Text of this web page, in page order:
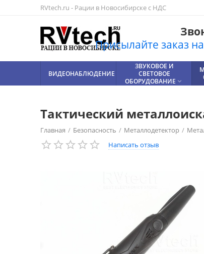
RVtech.ru - Рации в Новосибирске с НДС
Присылайте заказ
ВСЕ
ТОВАРЫ
РАЦИИ,
РАДИОСТАНЦИИ
АККУМУЛЯТОРЫ
ДЛЯ РАЦИЙ
ЛИТИЕВЫЕ
АККУМУЛЯТОРЫ
СОТОВОЙ
ВИДЕОНАБЛЮДЕНИЕ
ЗВУКОВОЕ И
СВЕТОВОЕ
ОБОРУДОВАНИЕ 
Тактический
Главная / Безопасность / Металлодетектор /
Написать отзыв